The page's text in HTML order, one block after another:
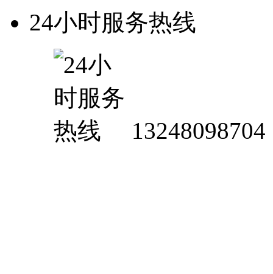
24小时服务热线
13248098704